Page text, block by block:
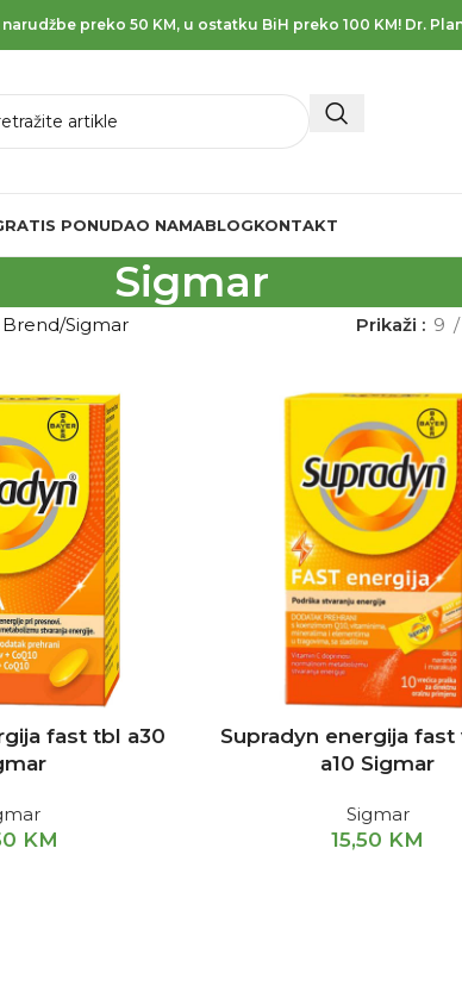
preko 50 KM, u ostatku BiH preko 100 KM! Dr.
PONUDAO NAMABLOGKONTAKT
Sigmar
Sigmar Prikaži 9
fast tbl a30
KM
Supradyn energija fast
a10 Sigmar
Sigmar
15,50 KM